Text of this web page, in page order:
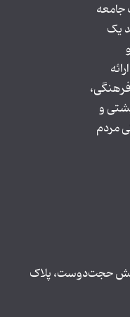
جامعه
یک
و
مردم
نبش حجت‌دوست، پلاک